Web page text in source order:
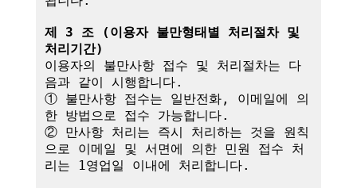
제 3 조 (이용자 불만형태별 처리절차 및
처리기간)
이용자의 불만사항 접수 및 처리절차는 다
음과 같이 시행합니다.
① 불만사항 접수는 일반전화, 이메일에 의
한 방법으로 접수 가능합니다.
② 만사항 처리는 즉시 처리하는 것을 원칙
으로 이메일 및 서면에 의한 민원 접수 처
리는 1영업일 이내에 처리합니다.